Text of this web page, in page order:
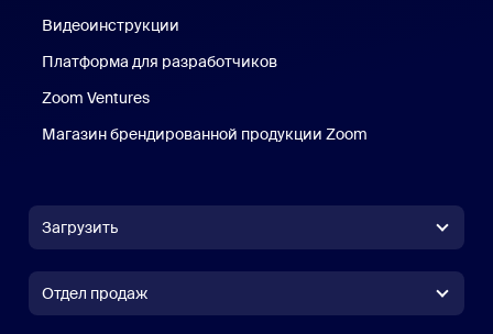
Видеоинструкции
Платформа для разработчиков
Zoom Ventures
Магазин брендированной продукции Zoom
Загрузить
Приложение Zoom Workplace
Приложение Zoom RoomsПриложение Zoom Rooms
Отдел продаж